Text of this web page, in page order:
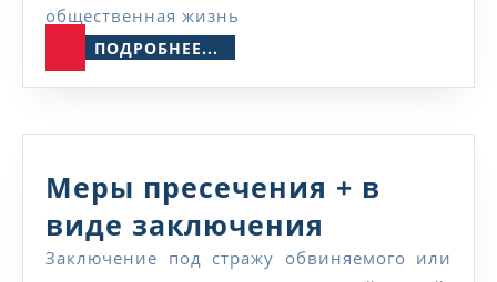
общественная жизнь
ПОДРОБНЕЕ...
Меры пресечения + в
виде заключения
Заключение под стражу обвиняемого или